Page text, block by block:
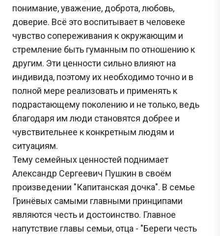
понимание, уважение, доброта, любовь,
доверие. Всё это воспитывает в человеке
чувство сопереживания к окружающим и
стремление быть гуманным по отношению к
другим. Эти ценности сильно влияют на
индивида, поэтому их необходимо точно и в
полной мере реализовать и применять к
подрастающему поколению и не только, ведь
благодаря им люди становятся добрее и
чувствительнее к конкретным людям и
ситуациям.
Тему семейных ценностей поднимает
Александр Сергеевич Пушкин в своём
произведении "Капитанская дочка". В семье
Гринёвых самыми главными принципами
являются честь и достоинство. Главное
напутствие главы семьи, отца - "Береги честь